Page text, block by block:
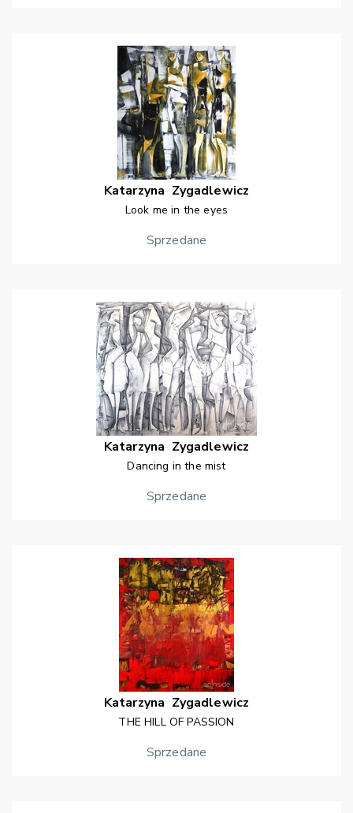
Katarzyna Zygadlewicz
Look me in the eyes
Sprzedane
Katarzyna Zygadlewicz
Dancing in the mist
Sprzedane
Katarzyna Zygadlewicz
THE HILL OF PASSION
Sprzedane